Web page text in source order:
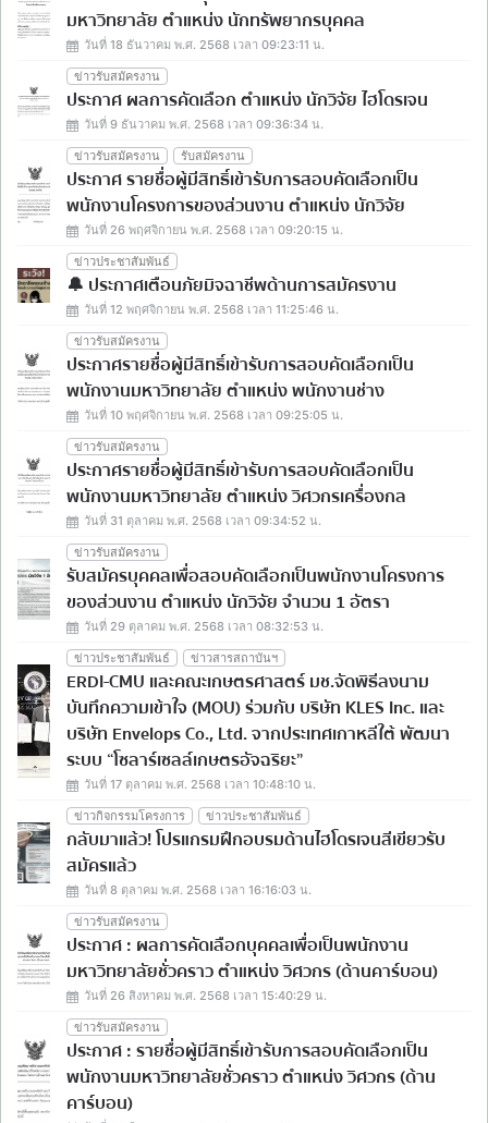
มหาวิทยาลัย ตำแหน่ง นักทรัพยากรบุคคล
วันที่ 18 ธันวาคม พ.ศ. 2568 เวลา 09:23:11 น.
ข่าวรับสมัครงาน
ประกาศ ผลการคัดเลือก ตำแหน่ง นักวิจัย ไฮโดรเจน
วันที่ 9 ธันวาคม พ.ศ. 2568 เวลา 09:36:34 น.
ข่าวรับสมัครงาน รับสมัครงาน
ประกาศ รายชื่อผู้มีสิทธิ์เข้ารับการสอบคัดเลือกเป็น
พนักงานโครงการของส่วนงาน ตำแหน่ง นักวิจัย
วันที่ 26 พฤศจิกายน พ.ศ. 2568 เวลา 09:20:15 น.
ข่าวประชาสัมพันธ์
🔔 ประกาศเตือนภัยมิจฉาชีพด้านการสมัครงาน
วันที่ 12 พฤศจิกายน พ.ศ. 2568 เวลา 11:25:46 น.
ข่าวรับสมัครงาน
ประกาศรายชื่อผู้มีสิทธิ์เข้ารับการสอบคัดเลือกเป็น
พนักงานมหาวิทยาลัย ตำแหน่ง พนักงานช่าง
วันที่ 10 พฤศจิกายน พ.ศ. 2568 เวลา 09:25:05 น.
ข่าวรับสมัครงาน
ประกาศรายชื่อผู้มีสิทธิ์เข้ารับการสอบคัดเลือกเป็น
พนักงานมหาวิทยาลัย ตำแหน่ง วิศวกรเครื่องกล
วันที่ 31 ตุลาคม พ.ศ. 2568 เวลา 09:34:52 น.
ข่าวรับสมัครงาน
รับสมัครบุคคลเพื่อสอบคัดเลือกเป็นพนักงานโครงการ
ของส่วนงาน ตำแหน่ง นักวิจัย จำนวน 1 อัตรา
วันที่ 29 ตุลาคม พ.ศ. 2568 เวลา 08:32:53 น.
ข่าวประชาสัมพันธ์ ข่าวสารสถาบันฯ
ERDI-CMU และคณะเกษตรศาสตร์ มช.จัดพิธีลงนาม
บันทึกความเข้าใจ (MOU) ร่วมกับ บริษัท KLES Inc. และ
บริษัท Envelops Co., Ltd. จากประเทศเกาหลีใต้ พัฒนา
ระบบ “โซลาร์เซลล์เกษตรอัจฉริยะ”
วันที่ 17 ตุลาคม พ.ศ. 2568 เวลา 10:48:10 น.
ข่าวกิจกรรมโครงการ ข่าวประชาสัมพันธ์
กลับมาแล้ว! โปรแกรมฝึกอบรมด้านไฮโดรเจนสีเขียวรับ
สมัครแล้ว
วันที่ 8 ตุลาคม พ.ศ. 2568 เวลา 16:16:03 น.
ข่าวรับสมัครงาน
ประกาศ : ผลการคัดเลือกบุคคลเพื่อเป็นพนักงาน
มหาวิทยาลัยชั่วคราว ตำแหน่ง วิศวกร (ด้านคาร์บอน)
วันที่ 26 สิงหาคม พ.ศ. 2568 เวลา 15:40:29 น.
ข่าวรับสมัครงาน
ประกาศ : รายชื่อผู้มีสิทธิ์เข้ารับการสอบคัดเลือกเป็น
พนักงานมหาวิทยาลัยชั่วคราว ตำแหน่ง วิศวกร (ด้าน
คาร์บอน)